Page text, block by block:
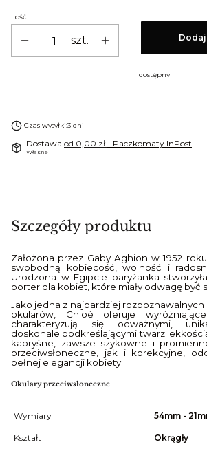
Ilość
szt.
dostępny
Czas wysyłki:3 dni
Dostawa od 0,00 zł - Paczkomaty InPost
Własne
Szczegóły produktu
Założona przez Gaby Aghion w 1952
swobodną kobiecość, wolność i
Urodzona w Egipcie paryżanka
porter dla kobiet, które miały odwagę być
Jako jedna z najbardziej
okularów, Chloé oferuje
charakteryzują się odważnymi,
doskonale podkreślającymi twarz
kapryśne, zawsze szykowne i
przeciwsłoneczne, jak i korekcyjne,
pełnej elegancji kobiety.
Okulary przeciwsłoneczne
Wymiary 54mm -
Kształt Okrągły